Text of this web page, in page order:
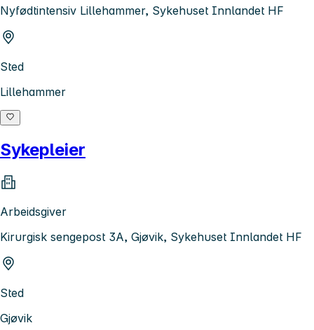
Nyfødtintensiv Lillehammer, Sykehuset Innlandet HF
Sted
Lillehammer
Sykepleier
Arbeidsgiver
Kirurgisk sengepost 3A, Gjøvik, Sykehuset Innlandet HF
Sted
Gjøvik